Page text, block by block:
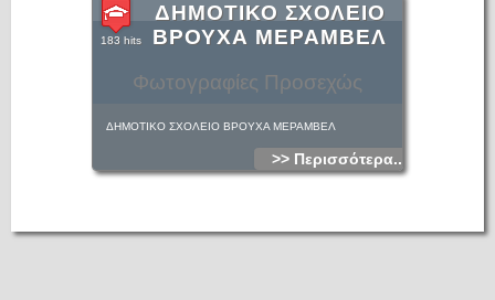
Φωτογραφίες Προσεχώς
ΔΗΜΟΤΙΚΟ ΣΧΟΛΕΙΟ
ΒΡΟΥΧΑ ΜΕΡΑΜΒΕΛ
183 hits
ΔΗΜΟΤΙΚΟ ΣΧΟΛΕΙΟ ΒΡΟΥΧΑ ΜΕΡΑΜΒΕΛ
>> Περισσότερα...